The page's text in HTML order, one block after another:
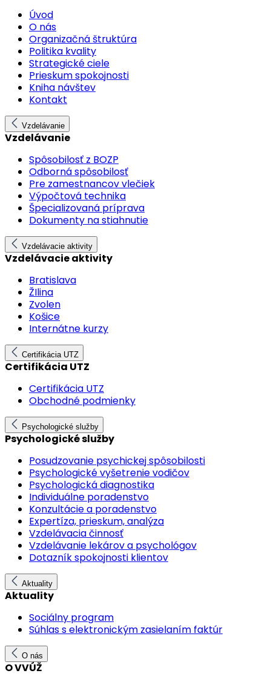
Úvod
O nás
Organizačná štruktúra
Politika kvality
Strategické ciele
Prieskum spokojnosti
Kniha návštev
Kontakt
Vzdelávanie
Vzdelávanie
Spôsobilosť z BOZP
Odborná spôsobilosť
Pre zamestnancov vlečiek
Výpočtová technika
Špecializovaná príprava
Dokumenty na stiahnutie
Vzdelávacie aktivity
Vzdelávacie aktivity
Bratislava
ŽIlina
Zvolen
Košice
Internátne kurzy
Certifikácia UTZ
Certifikácia UTZ
Certifikácia UTZ
Obchodné podmienky
Psychologické služby
Psychologické služby
Posudzovanie psychickej spôsobilosti
Psychologické vyšetrenie vodičov
Psychologická diagnostika
Individuálne poradenstvo
Konzultácie a poradenstvo
Expertíza, prieskum, analýza
Vzdelávacia činnosť
Vzdelávanie lekárov a psychológov
Dotazník spokojnosti klientov
Aktuality
Aktuality
Sociálny program
Súhlas s elektronickým zasielaním faktúr
O nás
O VVÚŽ